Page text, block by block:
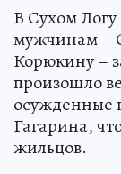
В Сухом
мужчинам –
Корюкину –
произошло
осужденные
Гагарина,
жильцов.